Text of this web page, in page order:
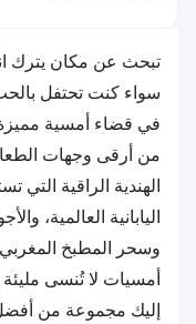
تبحث عن مكان يترك
سواء كنت تحتفل
في قضاء أمسية
من أرقى وجهات
الهندية الراقية
اليابانية العالمية،
وسحر المطبخ
أمسيات لا تُنسى مليئة
إليك مجموعة من أفضل